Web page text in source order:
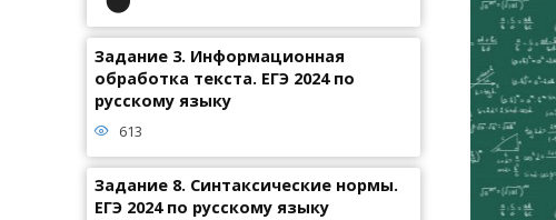
Задание 3. Информационная
обработка текста. ЕГЭ 2024 по
русскому языку
613
Задание 8. Синтаксические нормы.
ЕГЭ 2024 по русскому языку